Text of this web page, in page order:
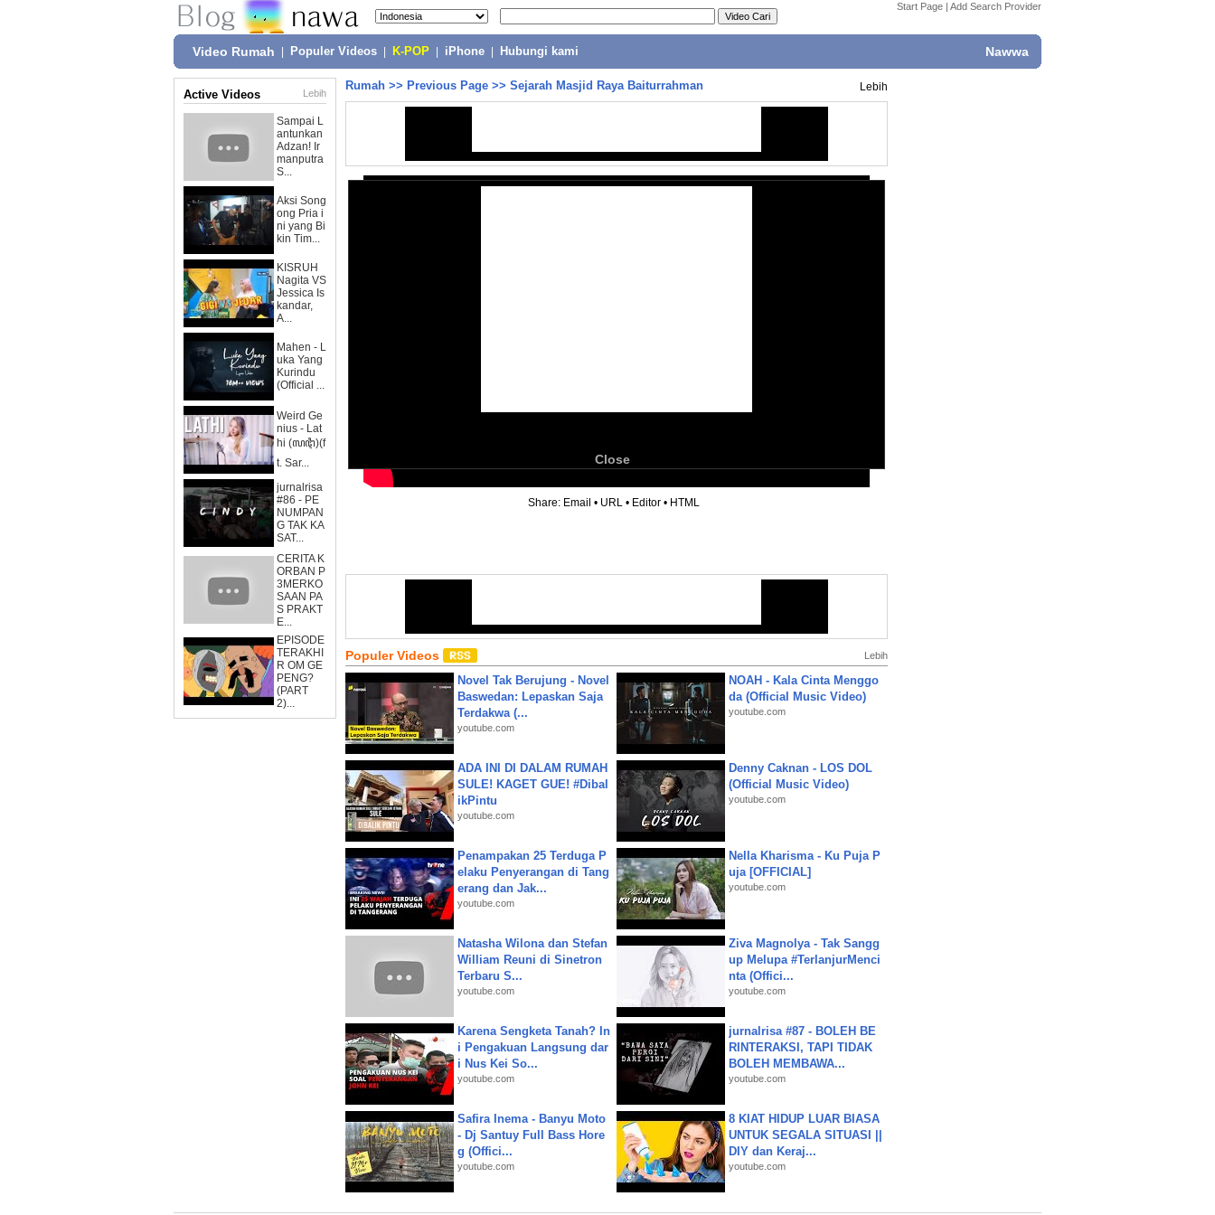
Start Page | Add Search Provider
Video Rumah Populer Videos K-POP iPhone Hubungi kami Nawwa
Active Videos Lebih
Sampai L
antunkan
Adzan! Ir
manputra
S...
Aksi Song
ong Pria i
ni yang Bi
kin Tim...
KISRUH
Nagita VS
Jessica Is
kandar,
A...
Mahen - L
uka Yang
Kurindu
(Official ...
Weird Ge
nius - Lat
hi (ꦭꦛꦶ)(f
t. Sar...
jurnalrisa
#86 - PE
NUMPAN
G TAK KA
SAT...
CERITA K
ORBAN P
3MERKO
SAAN PA
S PRAKT
E...
EPISODE
TERAKHI
R OM GE
PENG?
(PART
2)...
Rumah >> Previous Page >> Sejarah Masjid Raya Baiturrahman Lebih
Close
Share: Email • URL • Editor • HTML
Populer Videos Lebih
Novel Tak Berujung - Novel
Baswedan: Lepaskan Saja
Terdakwa (...
youtube.com
NOAH - Kala Cinta Menggo
da (Official Music Video)
youtube.com
ADA INI DI DALAM RUMAH
SULE! KAGET GUE! #Dibal
ikPintu
youtube.com
Denny Caknan - LOS DOL
(Official Music Video)
youtube.com
Penampakan 25 Terduga P
elaku Penyerangan di Tang
erang dan Jak...
youtube.com
Nella Kharisma - Ku Puja P
uja [OFFICIAL]
youtube.com
Natasha Wilona dan Stefan
William Reuni di Sinetron
Terbaru S...
youtube.com
Ziva Magnolya - Tak Sangg
up Melupa #TerlanjurMenci
nta (Offici...
youtube.com
Karena Sengketa Tanah? In
i Pengakuan Langsung dar
i Nus Kei So...
youtube.com
jurnalrisa #87 - BOLEH BE
RINTERAKSI, TAPI TIDAK
BOLEH MEMBAWA...
youtube.com
Safira Inema - Banyu Moto
- Dj Santuy Full Bass Hore
g (Offici...
youtube.com
8 KIAT HIDUP LUAR BIASA
UNTUK SEGALA SITUASI ||
DIY dan Keraj...
youtube.com